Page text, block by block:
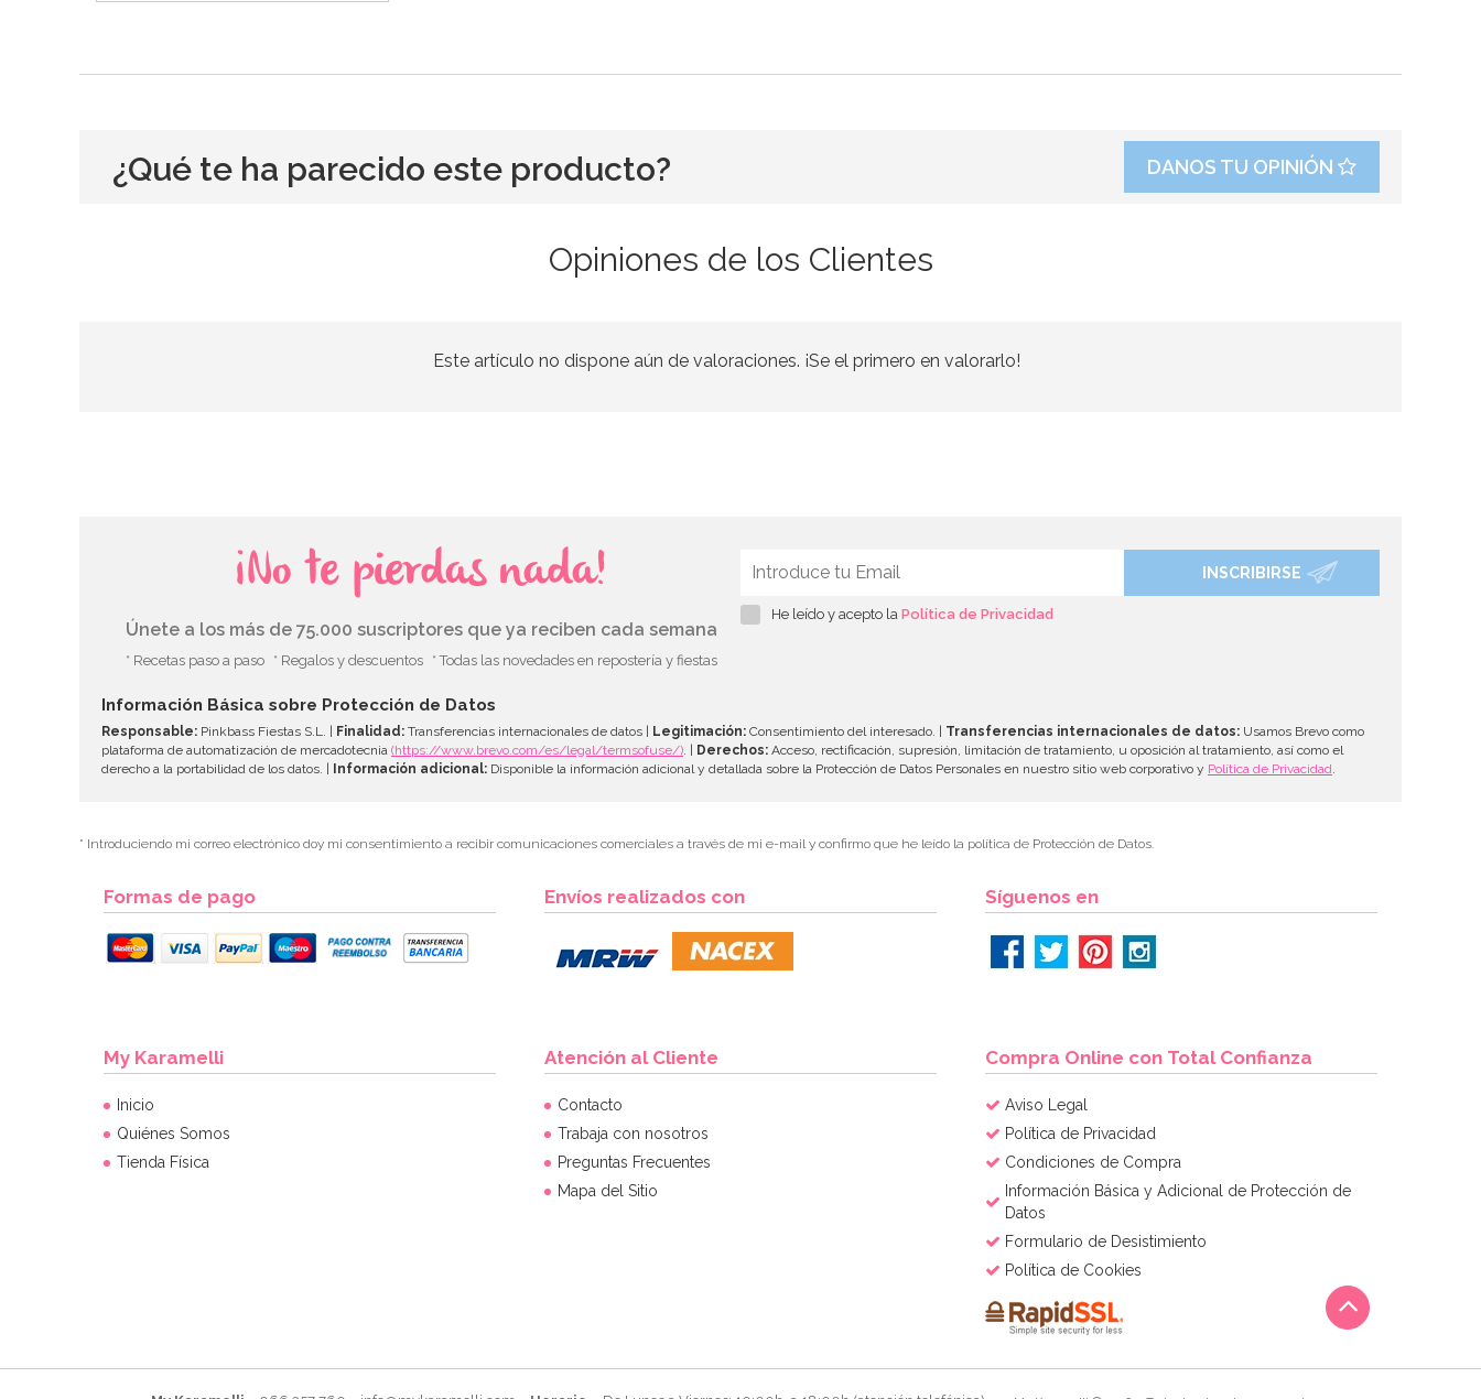
¿Qué te ha parecido este producto? DANOS TU OPINIÓN
Opiniones de los Clientes
Este artículo no dispone aún de valoraciones. ¡Se el primero en valorarlo!
¡No te pierdas nada!
Únete a los más de 75.000 suscriptores que ya reciben cada semana
* Recetas paso a paso * Regalos y descuentos * Todas las novedades en repostería y fiestas
INSCRIBIRSE
He leído y acepto la Política de Privacidad
Información Básica sobre Protección de Datos
Responsable: Pinkbass Fiestas S.L. | Finalidad: Transferencias internacionales de datos | Legitimación: Consentimiento del interesado. | Transferencias internacionales de datos: Usamos Brevo como
plataforma de automatización de mercadotecnia (https://www.brevo.com/es/legal/termsofuse/) . | Derechos: Acceso, rectificación, supresión, limitación de tratamiento, u oposición al tratamiento, así como el
derecho a la portabilidad de los datos. | Información adicional: Disponible la información adicional y detallada sobre la Protección de Datos Personales en nuestro sitio web corporativo y Política de Privacidad
* Introduciendo mi correo electrónico doy mi consentimiento a recibir comunicaciones comerciales a través de mi e-mail y confirmo que he leído la política de Protección de Datos.
Formas de pago Envíos realizados con Síguenos en
My Karamelli
Inicio
Quiénes Somos
Tienda Física
Atención al Cliente
Contacto
Trabaja con nosotros
Preguntas Frecuentes
Mapa del Sitio
Compra Online con Total Confianza
Aviso Legal
Política de Privacidad
Condiciones de Compra
Información Básica y Adicional de Protección de
Datos
Formulario de Desistimiento
Política de Cookies